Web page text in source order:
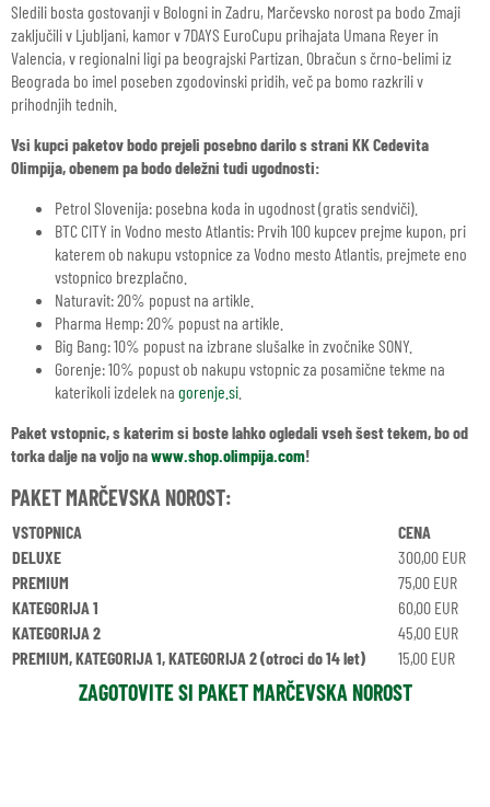
Sledili bosta gostovanji v Bologni in Zadru, Marčevsko norost pa bodo Zmaji
zaključili v Ljubljani, kamor v 7DAYS EuroCupu prihajata Umana Reyer in
Valencia, v regionalni ligi pa beograjski Partizan. Obračun s črno-belimi iz
Beograda bo imel poseben zgodovinski pridih, več pa bomo razkrili v
prihodnjih tednih.
Vsi kupci paketov bodo prejeli posebno darilo s strani KK Cedevita
Olimpija, obenem pa bodo deležni tudi ugodnosti:
Petrol Slovenija: posebna koda in ugodnost (gratis sendviči).
BTC CITY in Vodno mesto Atlantis: Prvih 100 kupcev prejme kupon, pri
katerem ob nakupu vstopnice za Vodno mesto Atlantis, prejmete eno
vstopnico brezplačno.
Naturavit: 20% popust na artikle.
Pharma Hemp: 20% popust na artikle.
Big Bang: 10% popust na izbrane slušalke in zvočnike SONY.
Gorenje: 10% popust ob nakupu vstopnic za posamične tekme na
katerikoli izdelek na gorenje.si
Paket vstopnic, s katerim si boste lahko ogledali vseh šest tekem, bo od
torka dalje na voljo nawww.shop.olimpija.com!
PAKET MARČEVSKA NOROST:
VSTOPNICA
CENA
DELUXE
300,00 EUR
PREMIUM
75,00 EUR
KATEGORIJA 1
60,00 EUR
KATEGORIJA 2
45,00 EUR
PREMIUM, KATEGORIJA 1, KATEGORIJA 2 (otroci do 14 let)
15,00 EUR
ZAGOTOVITE SI PAKET MARČEVSKA NOROST